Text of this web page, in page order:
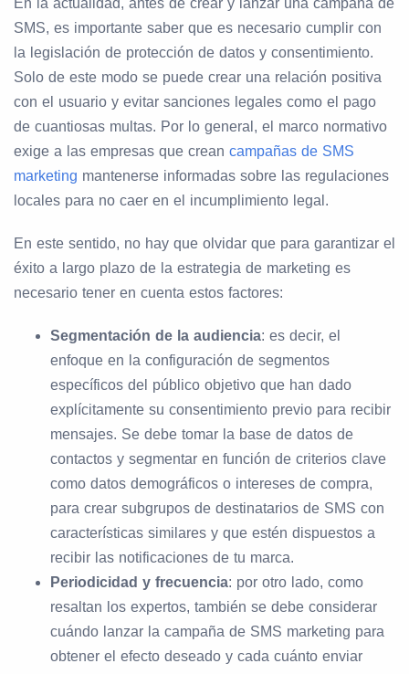
En la actualidad, antes de crear y lanzar una campaña de
SMS, es importante saber que es necesario cumplir con
la legislación de protección de datos y consentimiento.
Solo de este modo se puede crear una relación positiva
con el usuario y evitar sanciones legales como el pago
de cuantiosas multas. Por lo general, el marco normativo
exige a las empresas que crean campañas de SMS
marketing mantenerse informadas sobre las regulaciones
locales para no caer en el incumplimiento legal.
En este sentido, no hay que olvidar que para garantizar el
éxito a largo plazo de la estrategia de marketing es
necesario tener en cuenta estos factores:
Segmentación de la audiencia: es decir, el
enfoque en la configuración de segmentos
específicos del público objetivo que han dado
explícitamente su consentimiento previo para recibir
mensajes. Se debe tomar la base de datos de
contactos y segmentar en función de criterios clave
como datos demográficos o intereses de compra,
para crear subgrupos de destinatarios de SMS con
características similares y que estén dispuestos a
recibir las notificaciones de tu marca.
Periodicidad y frecuencia: por otro lado, como
resaltan los expertos, también se debe considerar
cuándo lanzar la campaña de SMS marketing para
obtener el efecto deseado y cada cuánto enviar